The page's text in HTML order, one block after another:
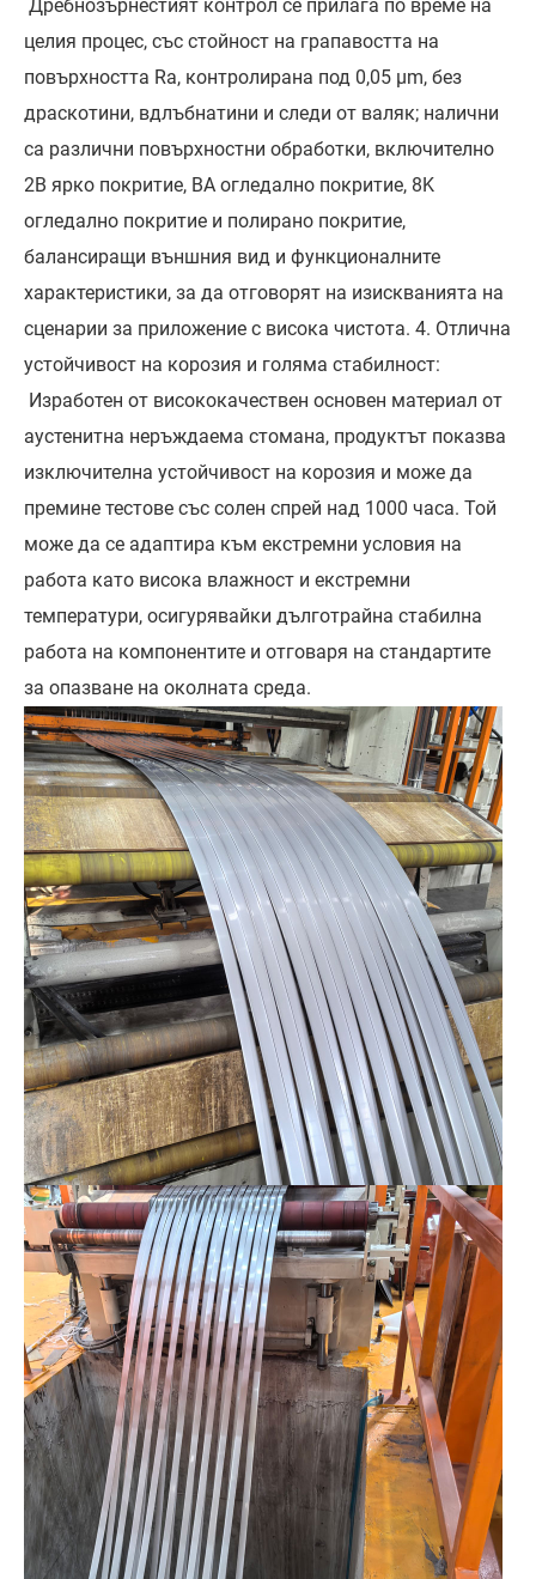
Дребнозърнестият контрол се прилага по време на
целия процес, със стойност на грапавостта на
повърхността Ra, контролирана под 0,05 μm, без
драскотини, вдлъбнатини и следи от валяк; налични
са различни повърхностни обработки, включително
2B ярко покритие, BA огледално покритие, 8K
огледално покритие и полирано покритие,
балансиращи външния вид и функционалните
характеристики, за да отговорят на изискванията на
сценарии за приложение с висока чистота. 4. Отлична
устойчивост на корозия и голяма стабилност:
Изработен от висококачествен основен материал от
аустенитна неръждаема стомана, продуктът показва
изключителна устойчивост на корозия и може да
премине тестове със солен спрей над 1000 часа. Той
може да се адаптира към екстремни условия на
работа като висока влажност и екстремни
температури, осигурявайки дълготрайна стабилна
работа на компонентите и отговаря на стандартите
за опазване на околната среда.